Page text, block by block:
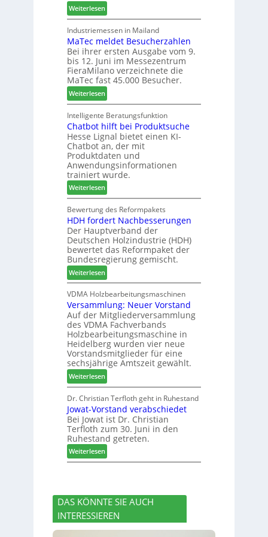
r
e
I
t
a
l
i
e
n
l
s
i
n
t
e
g
r
i
e
r
t
e
s
S
y
s
t
m
Weiterlesen:
W
e
C
a
r
e
-
A
k
t
i
o
n
s
w
o
c
h
e
n
2
0
2
6
Industriemessen in Mailand
MaTec meldet Besucherzahlen
Bei ihrer ersten Ausgabe vom 9.
bis 12. Juni im Messezentrum
FieraMilano verzeichnete die
MaTec fast 45.000 Besucher.
Weiterlesen:
M
a
T
e
c
m
e
l
d
e
t
B
e
s
u
c
h
r
z
a
h
l
e
n
Intelligente Beratungsfunktion
Chatbot hilft bei Produktsuche
Hesse Lignal bietet einen KI-
Chatbot an, der mit
Produktdaten und
Anwendungsinformationen
trainiert wurde.
Weiterlesen:
C
h
a
t
b
o
t
h
i
l
t
b
e
i
P
r
o
u
k
t
s
u
c
Bewertung des Reformpakets
HDH fordert Nachbesserungen
Der Hauptverband der
Deutschen Holzindustrie (HDH)
bewertet das Reformpaket der
Bundesregierung gemischt.
Weiterlesen:
H
D
H
f
o
r
d
e
r
t
N
a
c
h
b
e
s
s
u
g
e
VDMA Holzbearbeitungsmaschinen
Versammlung: Neuer Vorstand
Auf der Mitgliederversammlung
des VDMA Fachverbands
Holzbearbeitungsmaschine in
Heidelberg wurden vier neue
Vorstandsmitglieder für eine
sechsjährige Amtszeit gewählt.
Weiterlesen:
V
e
r
s
a
m
m
l
g
:
N
Dr. Christian Terfloth geht in Ruhestand
Jowat-Vorstand verabschiedet
Bei Jowat ist Dr. Christian
Terfloth zum 30. Juni in den
Ruhestand getreten.
Weiterlesen:
J
a
t
-
DAS KÖNNTE SIE AUCH
INTERESSIEREN